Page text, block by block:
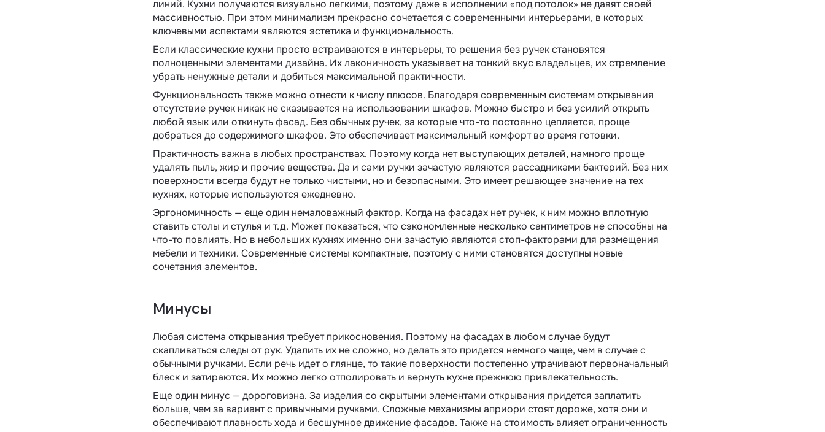
линий. Кухни получаются визуально легкими, поэтому даже в исполнении «под потолок» не давят своей
массивностью. При этом минимализм прекрасно сочетается с современными интерьерами, в которых
ключевыми аспектами являются эстетика и функциональность.
Если классические кухни просто встраиваются в интерьеры, то решения без ручек становятся
полноценными элементами дизайна. Их лаконичность указывает на тонкий вкус владельцев, их стремление
убрать ненужные детали и добиться максимальной практичности.
Функциональность также можно отнести к числу плюсов. Благодаря современным системам открывания
отсутствие ручек никак не сказывается на использовании шкафов. Можно быстро и без усилий открыть
любой язык или откинуть фасад. Без обычных ручек, за которые что-то постоянно цепляется, проще
добраться до содержимого шкафов. Это обеспечивает максимальный комфорт во время готовки.
Практичность важна в любых пространствах. Поэтому когда нет выступающих деталей, намного проще
удалять пыль, жир и прочие вещества. Да и сами ручки зачастую являются рассадниками бактерий. Без них
поверхности всегда будут не только чистыми, но и безопасными. Это имеет решающее значение на тех
кухнях, которые используются ежедневно.
Эргономичность — еще один немаловажный фактор. Когда на фасадах нет ручек, к ним можно вплотную
ставить столы и стулья и т.д. Может показаться, что сэкономленные несколько сантиметров не способны на
что-то повлиять. Но в небольших кухнях именно они зачастую являются стоп-факторами для размещения
мебели и техники. Современные системы компактные, поэтому с ними становятся доступны новые
сочетания элементов.
Минусы
Любая система открывания требует прикосновения. Поэтому на фасадах в любом случае будут
скапливаться следы от рук. Удалить их не сложно, но делать это придется немного чаще, чем в случае с
обычными ручками. Если речь идет о глянце, то такие поверхности постепенно утрачивают первоначальный
блеск и затираются. Их можно легко отполировать и вернуть кухне прежнюю привлекательность.
Еще один минус — дороговизна. За изделия со скрытыми элементами открывания придется заплатить
больше, чем за вариант с привычными ручками. Сложные механизмы априори стоят дороже, хотя они и
обеспечивают плавность хода и бесшумное движение фасадов. Также на стоимость влияет ограниченность